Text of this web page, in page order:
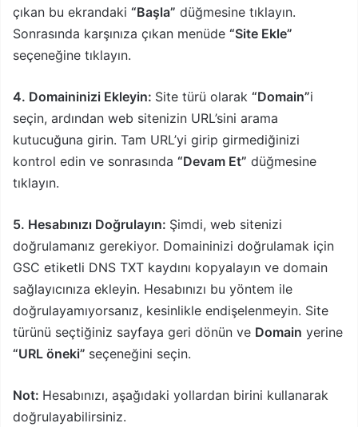
çıkan bu ekrandaki “Başla” düğmesine tıklayın.
Sonrasında karşınıza çıkan menüde “Site Ekle”
seçeneğine tıklayın.
4. Domaininizi Ekleyin: Site türü olarak “Domain”i
seçin, ardından web sitenizin URL’sini arama
kutucuğuna girin. Tam URL’yi girip girmediğinizi
kontrol edin ve sonrasında “Devam Et” düğmesine
tıklayın.
5. Hesabınızı Doğrulayın: Şimdi, web sitenizi
doğrulamanız gerekiyor. Domaininizi doğrulamak için
GSC etiketli DNS TXT kaydını kopyalayın ve domain
sağlayıcınıza ekleyin. Hesabınızı bu yöntem ile
doğrulayamıyorsanız, kesinlikle endişelenmeyin. Site
türünü seçtiğiniz sayfaya geri dönün ve Domain yerine
“URL öneki” seçeneğini seçin.
Not: Hesabınızı, aşağıdaki yollardan birini kullanarak
doğrulayabilirsiniz.